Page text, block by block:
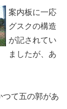
案内板に一応
グスクの構造
が記されてい
ましたが、あ
つて五の郭があ